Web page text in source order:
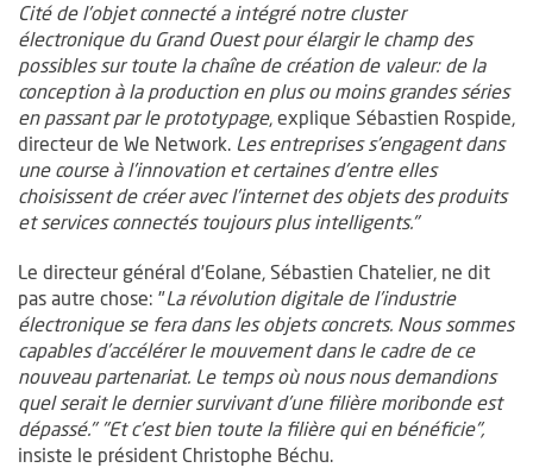
Cité de l’objet connecté a intégré notre cluster
électronique du Grand Ouest pour élargir le champ des
possibles sur toute la chaîne de création de valeur: de la
conception à la production en plus ou moins grandes séries
en passant par le prototypage, explique Sébastien Rospide,
directeur de We Network. Les entreprises s’engagent dans
une course à l’innovation et certaines d’entre elles
choisissent de créer avec l’internet des objets des produits
et services connectés toujours plus intelligents."
Le directeur général d’Eolane, Sébastien Chatelier, ne dit
pas autre chose: "La révolution digitale de l’industrie
électronique se fera dans les objets concrets. Nous sommes
capables d’accélérer le mouvement dans le cadre de ce
nouveau partenariat. Le temps où nous nous demandions
quel serait le dernier survivant d’une filière moribonde est
dépassé." "Et c’est bien toute la filière qui en bénéficie",
insiste le président Christophe Béchu.